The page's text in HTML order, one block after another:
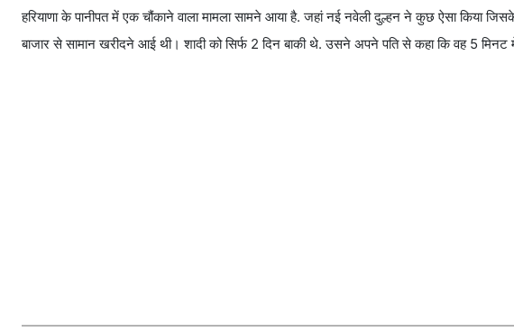
हरियाणा के पानीपत में एक चौंकाने वाला मामला सामने आया है. जहां नई नवेली दुल्हन ने कुछ ऐसा
बाजार से सामान खरीदने आई थी। शादी को सिर्फ 2 दिन बाकी थे. उसने अपने पति से कहा कि वह 5 मिनट